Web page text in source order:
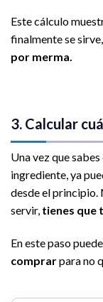
Este cálculo
finalmente se sirve,
por merma.
3. Calcular
Una vez que
ingrediente, ya
desde el principio.
servir, tienes que
En este paso
comprarpara no